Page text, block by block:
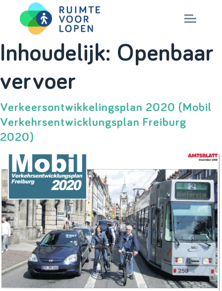
Skip
to
content
NIEUWS
PARTNERS
MAGAZINES
Nationaal Masterplan
Inhoudelijk: Openbaar
vervoer
Verkeersontwikkelingsplan 2020 (Mobil
Verkehrsentwicklungsplan Freiburg
2020)